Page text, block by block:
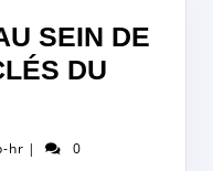
SEIN DE
DU
hrpngroup-
|
0